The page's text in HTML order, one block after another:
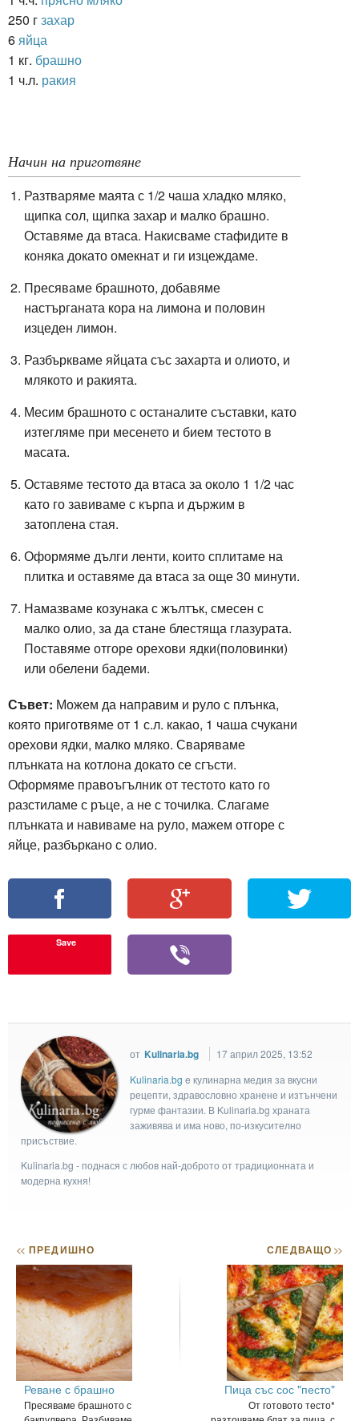
250 гзахар
6 яйца
1 кг. брашно
1 ч.л. ракия
Начин на приготвяне
Разтваряме маята с 1/2 чаша хладко мляко,
щипка сол, щипка захар и малко брашно.
Оставяме да втаса. Накисваме стафидите в
коняка докато омекнат и ги изцеждаме.
Пресяваме брашното, добавяме
настърганата кора на лимона и половин
изцеден лимон.
Разбъркваме яйцата със захарта и олиото, и
млякото и ракията.
Месим брашното с останалите съставки, като
изтегляме при месенето и бием тестото в
масата.
Оставяме тестото да втаса за около 1 1/2 час
като го завиваме с кърпа и държим в
затоплена стая.
Оформяме дълги ленти, които сплитаме на
плитка и оставяме да втаса за още 30 минути.
Намазваме козунака с жълтък, смесен с
малко олио, за да стане блестяща глазурата.
Поставяме отгоре орехови ядки(половинки)
или обелени бадеми.
Съвет: Можем да направим и руло с плънка,
която приготвяме от 1 с.л. какао, 1 чаша счукани
орехови ядки, малко мляко. Сваряваме
плънката на котлона докато се сгъсти.
Оформяме правоъгълник от тестото като го
разстиламе с ръце, а не с точилка. Слагаме
плънката и навиваме на руло, мажем отгоре с
яйце, разбъркано с олио.
Save
от Kulinaria.bg
17 април 2025, 13:52
Kulinaria.bg e кулинарна медия за вкусни
рецепти, здравословно хранене и изтънчени
гурме фантазии. В Kulinaria.bg храната
заживява и има ново, по-изкусително
присъствие.
Kulinaria.bg - поднася с любов най-доброто от традиционната и
модерна кухня!
<< ПРЕДИШНО
Реване с брашно
Пресяваме брашното с
СЛЕДВАЩО>>
Пица със сос "песто"
От готовото тесто*